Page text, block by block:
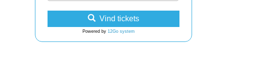
Vind tickets
Powered by 12Go system